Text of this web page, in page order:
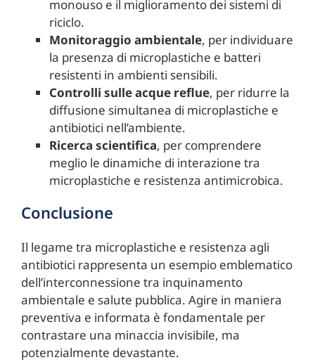
monouso e il miglioramento dei sistemi di
riciclo.
Monitoraggio ambientale, per individuare
la presenza di microplastiche e batteri
resistenti in ambienti sensibili.
Controlli sulle acque reflue, per ridurre la
diffusione simultanea di microplastiche e
antibiotici nell’ambiente.
Ricerca scientifica, per comprendere
meglio le dinamiche di interazione tra
microplastiche e resistenza antimicrobica.
Conclusione
Il legame tra microplastiche e resistenza agli
antibiotici rappresenta un esempio emblematico
dell’interconnessione tra inquinamento
ambientale e salute pubblica. Agire in maniera
preventiva e informata è fondamentale per
contrastare una minaccia invisibile, ma
potenzialmente devastante.